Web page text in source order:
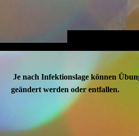
Je nach Infektionslage können
geändert werden oder entfallen.